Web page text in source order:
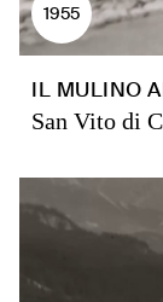
1955
IL MULINO
San Vito di